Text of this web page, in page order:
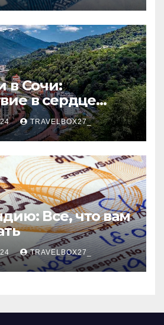
в Сочи:
в сердце
курорта
TRAVELBOX27_
Все, что вам
TRAVELBOX27_